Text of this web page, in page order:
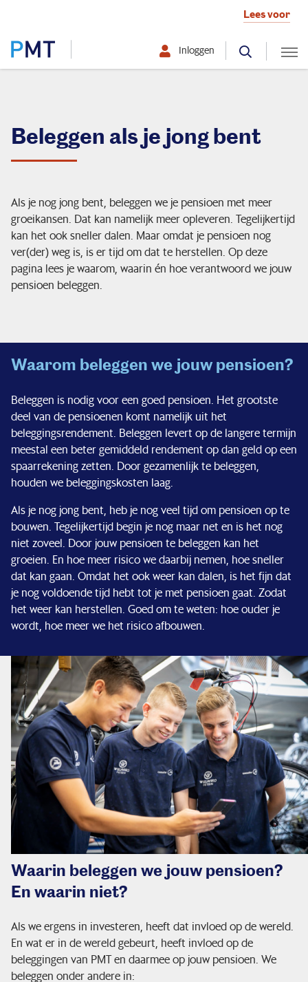
Lees voor
Werkgever
Over PMT
Inloggen
Organisatie
Financiële situatie
Service & contact
Beleggen als je jong bent
Als je nog jong bent, beleggen we je pensioen met meer
groeikansen. Dat kan namelijk meer opleveren. Tegelijkertijd
kan het ook sneller dalen. Maar omdat je pensioen nog
ver(der) weg is, is er tijd om dat te herstellen. Op deze
pagina lees je waarom, waarin én hoe verantwoord we jouw
pensioen beleggen.
Waarom beleggen we jouw pensioen?
Beleggen is nodig voor een goed pensioen. Het grootste
deel van de pensioenen komt namelijk uit het
beleggingsrendement. Beleggen levert op de langere termijn
meestal een beter gemiddeld rendement op dan geld op een
spaarrekening zetten. Door gezamenlijk te beleggen,
houden we beleggingskosten laag.
Als je nog jong bent, heb je nog veel tijd om pensioen op te
bouwen. Tegelijkertijd begin je nog maar net en is het nog
niet zoveel. Door jouw pensioen te beleggen kan het
groeien. En hoe meer risico we daarbij nemen, hoe sneller
dat kan gaan. Omdat het ook weer kan dalen, is het fijn dat
je nog voldoende tijd hebt tot je met pensioen gaat. Zodat
het weer kan herstellen. Goed om te weten: hoe ouder je
wordt, hoe meer we het risico afbouwen.
Waarin beleggen we jouw pensioen?
En waarin niet?
Als we ergens in investeren, heeft dat invloed op de wereld.
En wat er in de wereld gebeurt, heeft invloed op de
beleggingen van PMT en daarmee op jouw pensioen. We
beleggen onder andere in: